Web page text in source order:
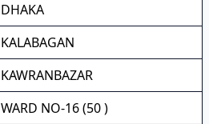
DHAKA
KALABAGAN
KAWRANBAZAR
WARD NO-16 (50 )